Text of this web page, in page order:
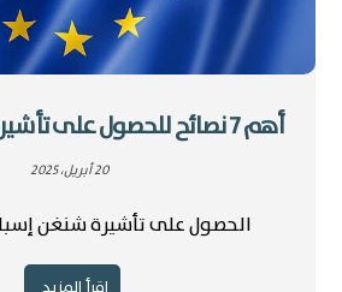
أهم 7 نصائح للحصول على تأشيرة شنغن إسبانيا
20 أبريل، 2025
الحصول على تأشيرة شنغن